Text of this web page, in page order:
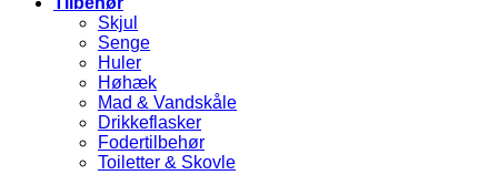
Skjul
Senge
Huler
Høhæk
Mad & Vandskåle
Drikkeflasker
Fodertilbehør
Toiletter & Skovle